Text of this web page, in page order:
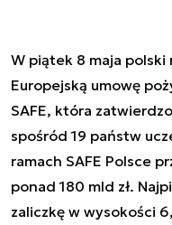
W piątek 8 maja polski
Europejską umowę
SAFE, która
spośród 19 państw
ramach SAFE Polsce
ponad 180 mld zł.
zaliczkę w wysokości